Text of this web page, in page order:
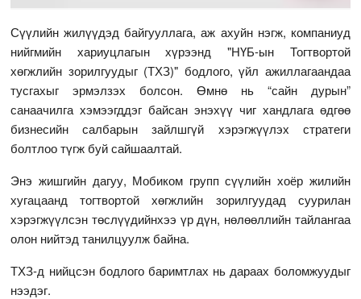
Сүүлийн жилүүдэд байгууллага, аж ахуйн нэгж, компаниуд
нийгмийн хариуцлагын хүрээнд "НҮБ-ын Тогтвортой
хөгжлийн зорилгуудыг (ТХЗ)" бодлого, үйл ажиллагаандаа
тусгахыг эрмэлзэх болсон. Өмнө нь “сайн дурын”
санаачилга хэмээгддэг байсан энэхүү чиг хандлага өдгөө
бизнесийн салбарын зайлшгүй хэрэгжүүлэх стратеги
болтлоо түгж буй сайшаалтай.
Энэ жишгийн дагуу, Мобиком групп сүүлийн хоёр жилийн
хугацаанд тогтвортой хөгжлийн зорилгуудад суурилан
хэрэгжүүлсэн төслүүдийнхээ үр дүн, нөлөөллийн тайлангаа
олон нийтэд танилцуулж байна.
ТХЗ-д нийцсэн бодлого баримтлах нь дараах боломжуудыг
нээдэг.